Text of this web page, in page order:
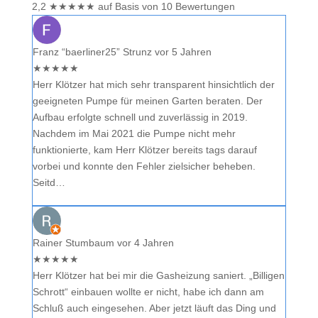
2,2 ★★★★★ auf Basis von 10 Bewertungen
Franz “baerliner25” Strunz vor 5 Jahren
★★★★★
Herr Klötzer hat mich sehr transparent hinsichtlich der
geeigneten Pumpe für meinen Garten beraten. Der
Aufbau erfolgte schnell und zuverlässig in 2019.
Nachdem im Mai 2021 die Pumpe nicht mehr
funktionierte, kam Herr Klötzer bereits tags darauf
vorbei und konnte den Fehler zielsicher beheben.
Seitd…
Rainer Stumbaum vor 4 Jahren
★★★★★
Herr Klötzer hat bei mir die Gasheizung saniert. „Billigen
Schrott“ einbauen wollte er nicht, habe ich dann am
Schluß auch eingesehen. Aber jetzt läuft das Ding und